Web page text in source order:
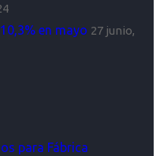
en mayo 27 junio,
para Fábrica